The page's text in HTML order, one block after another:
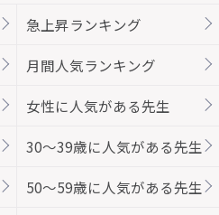
急上昇ランキング
月間人気ランキング
女性に人気がある先生
30～39歳に人気がある先生
50～59歳に人気がある先生